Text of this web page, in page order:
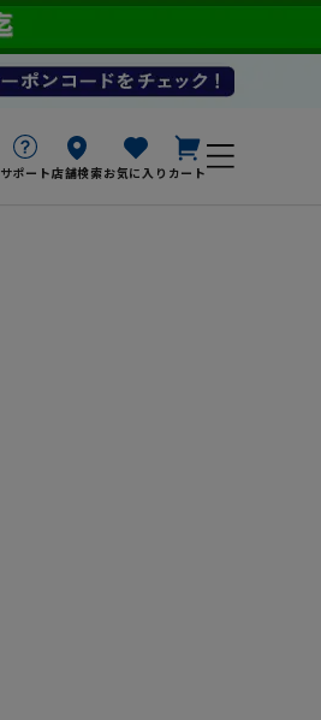
サポート店舗検索お気に入り カート